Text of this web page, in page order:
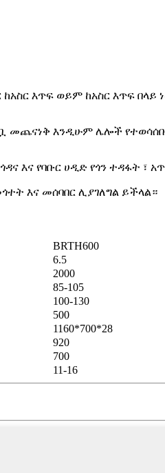
እጥፍ ወይም ከአስር እጥፍ
መጨናነቅ እንዲሁም ሌሎች
የባቡር ሀዲድ የጎን ተዳፋት ፣
እና መሰባበር ሊያገለግል ይችላል።
BRTH600
6.5
2000
85-105
100-130
500
1160*700*28
920
700
11-16